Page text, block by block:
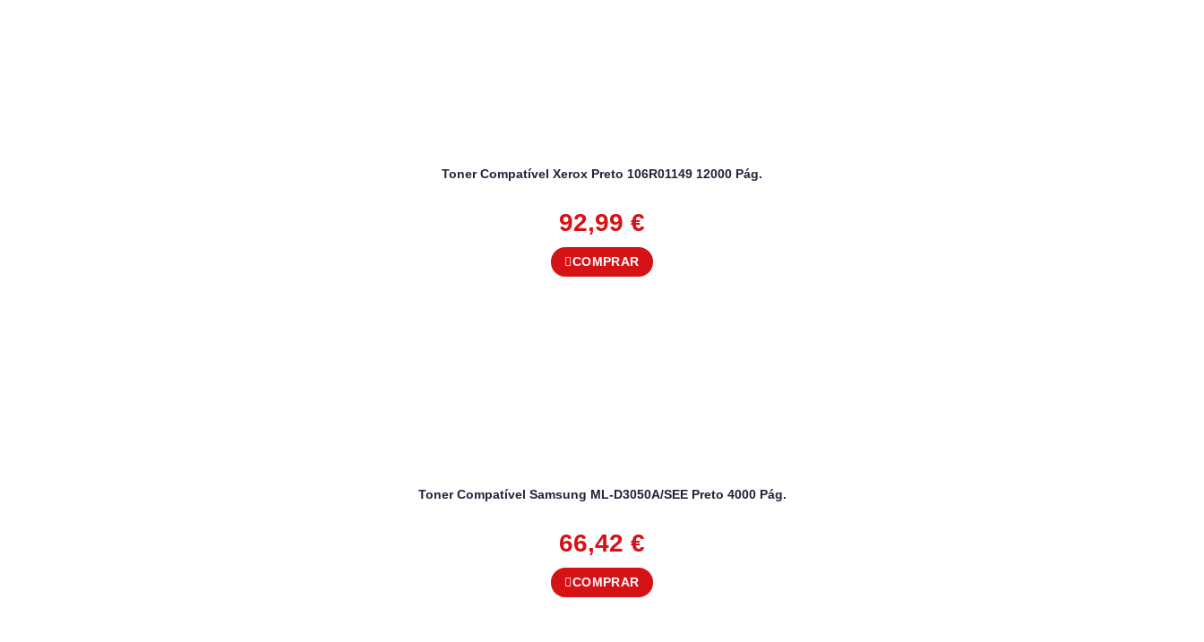
Toner Compatível Xerox Preto 106R01149 12000 Pág.
92,99 €
COMPRAR
Toner Compatível Samsung ML-D3050A/SEE Preto 4000 Pág.
66,42 €
COMPRAR